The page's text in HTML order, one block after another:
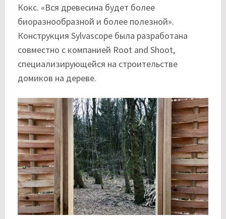
Кокс. «Вся древесина будет более
биоразнообразной и более полезной».
Конструкция Sylvascope была разработана
совместно с компанией Root and Shoot,
специализирующейся на строительстве
домиков на дереве.